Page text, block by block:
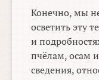
Конечно, мы
осветить эту
и
пчёлам, осам
сведения,